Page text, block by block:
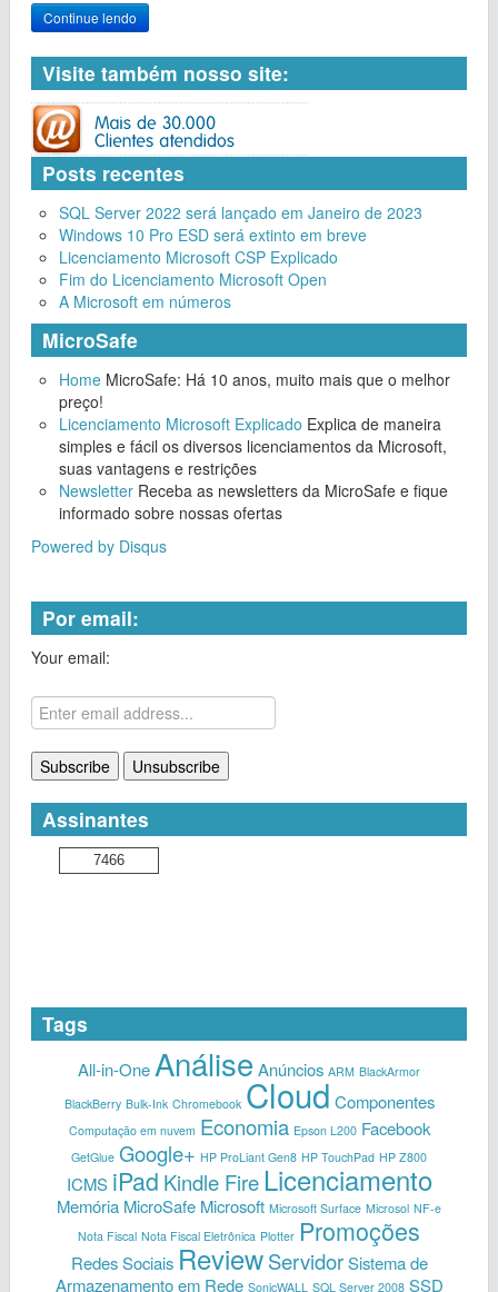
Continue lendo
Visite também nosso site:
Posts recentes
SQL Server 2022 será lançado em Janeiro de 2023
Windows 10 Pro ESD será extinto em breve
Licenciamento Microsoft CSP Explicado
Fim do Licenciamento Microsoft Open
A Microsoft em números
MicroSafe
Home MicroSafe: Há 10 anos, muito mais que o melhor
preço!
Licenciamento Microsoft Explicado Explica de maneira
simples e fácil os diversos licenciamentos da Microsoft,
suas vantagens e restrições
Newsletter Receba as newsletters da MicroSafe e fique
informado sobre nossas ofertas
Powered by Disqus
Por email:
Your email:
Assinantes
7466
Tags
All-in-OneAnálise Anúncios ARM BlackArmor
BlackBerry Bulk-Ink Chromebook Cloud Componentes
Computação em nuvem Economia Epson L200 Facebook
GetGlue Google+ HP ProLiant Gen8 HP TouchPad HP Z800
ICMS iPad Kindle Fire Licenciamento
Memória MicroSafe Microsoft Microsoft Surface Microsol NF-e
Nota Fiscal Nota Fiscal Eletrônica Plotter Promoções
Redes Sociais Review Servidor Sistema de
Armazenamento em Rede SonicWALL SQL Server 2008 SSD